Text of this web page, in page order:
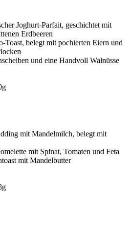
Joghurt-Parfait, geschichtet mit
Erdbeeren
Toast, belegt mit pochierten Eiern und
und eine Handvoll Walnüsse
mit Mandelmilch, belegt mit
mit Spinat, Tomaten und Feta
mit Mandelbutter